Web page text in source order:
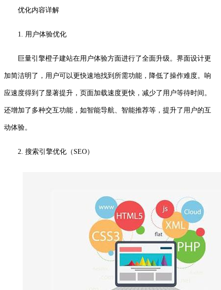
优化内容详解
1. 用户体验优化
巨量引擎橙子建站在用户体验方面进行了全面升级。界面设计更
加简洁明了，用户可以更快速地找到所需功能，降低了操作难度。响
应速度得到了显著提升，页面加载速度更快，减少了用户等待时间。
还增加了多种交互功能，如智能导航、智能推荐等，提升了用户的互
动体验。
2. 搜索引擎优化（SEO）